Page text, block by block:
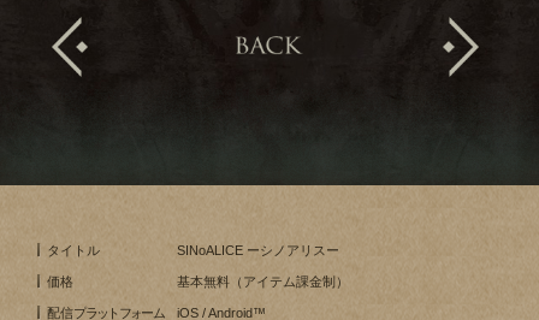
タイトル SINoALICE ーシノアリスー
価格 基本無料（アイテム課金制）
配信プラットフォーム iOS / Android™